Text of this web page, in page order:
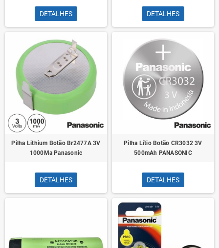
DETALHES DETALHES
Pilha Lithium Botão Br2477A 3V
1000Ma Panasonic
DETALHES
Pilha Lítio Botão CR3032 3V
500mAh PANASONIC
DETALHES